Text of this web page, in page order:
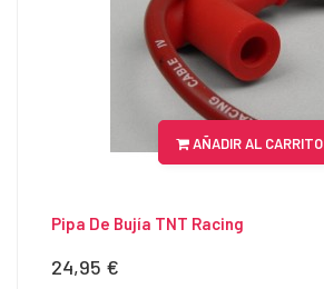
AÑADIR AL CARRITO
Pipa De Bujía TNT Racing
Precio
24,95 €